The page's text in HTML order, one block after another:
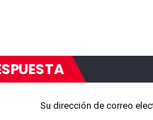
Su dirección de correo